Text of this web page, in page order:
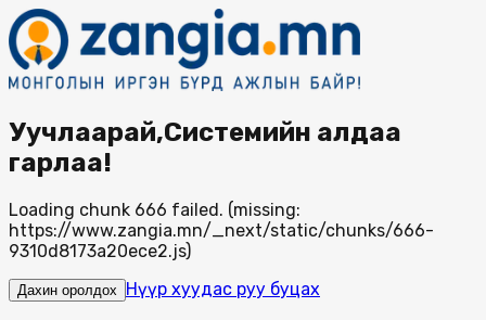
Уучлаарай,Системийн алдаа
гарлаа!
Loading chunk 666 failed. (missing:
https://www.zangia.mn/_next/static/chunks/666-
9310d8173a20ece2.js)
Дахин оролдох Нүүр хуудас руу буцах